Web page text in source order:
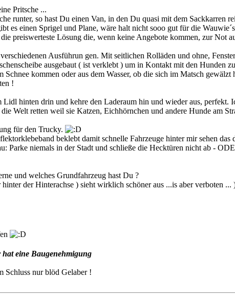
Pritsche ...
runter, so hast Du einen Van, in den Du quasi mit dem Sackkarren
es einen Sprigel und Plane, wäre halt nicht sooo gut für die
preiswerteste Lösung die, wenn keine Angebote kommen, zur Not
Ausführun gen. Mit seitlichen Rolläden und ohne,
ausgebaut ( ist verklebt ) um in Kontakt mit den Hunden
Schnee kommen oder aus dem Wasser, ob die sich im Matsch
!
Lidl hinten drin und kehre den Laderaum hin und wieder aus, perfekt.
Welt retten weil sie Katzen, Eichhörnchen und andere Hunde am
für den Trucky.
beklebt damit schnelle Fahrzeuge hinter mir sehen
Parke niemals in der Stadt und schließe die Hecktüren nicht ab -
und welches Grundfahrzeug hast Du ?
der Hinterachse ) sieht wirklich schöner aus ...is aber verboten ...
hat eine Baugenehmigung
Schluss nur blöd Gelaber !